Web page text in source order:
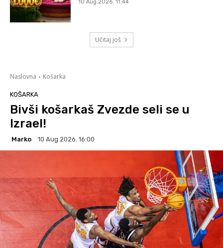
10 Aug 2026. 11:44
Učitaj još